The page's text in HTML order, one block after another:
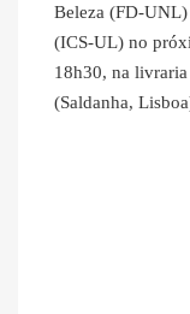
Beleza (FD-
(ICS-UL) no
18h30, na
(Saldanha,